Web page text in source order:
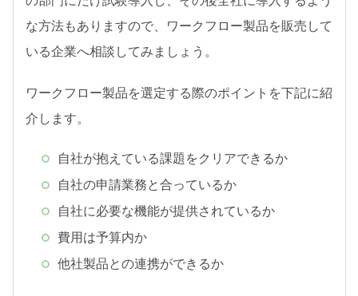
な方法もありますので、ワークフロー製品を販売して
いる企業へ相談してみましょう。
ワークフロー製品を選定する際のポイントを下記に紹
介します。
自社が抱えている課題をクリアできるか
自社の申請業務と合っているか
自社に必要な機能が提供されているか
費用は予算内か
他社製品との連携ができるか